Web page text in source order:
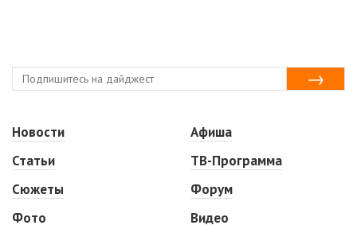
Новости
Статьи
Сюжеты
Фото
Афиша
ТВ-Программа
Форум
Видео